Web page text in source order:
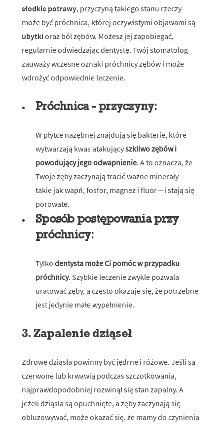
słodkie potrawy, przyczyną takiego stanu rzeczy
może być próchnica, której oczywistymi objawami są
ubytki oraz ból zębów. Możesz jej zapobiegać,
regularnie odwiedzając dentystę. Twój stomatolog
zauważy wczesne oznaki próchnicy zębów i może
wdrożyć odpowiednie leczenie.
Próchnica - przyczyny:
W płytce nazębnej znajdują się bakterie, które
wytwarzają kwas atakującyszkliwo zębów i
powodujący jego odwapnienie. A to oznacza, że
Twoje zęby zaczynają tracić ważne minerały –
takie jak wapń, fosfor, magnez i fluor – i stają się
porowate.
Sposób postępowania przy
próchnicy:
Tylko dentysta może Ci pomóc w przypadku
próchnicy. Szybkie leczenie zwykle pozwala
uratować zęby, a często okazuje się, że potrzebne
jest jedynie małe wypełnienie.
3. Zapalenie dziąseł
Zdrowe dziąsła powinny być jędrne i różowe. Jeśli są
czerwone lub krwawią podczas szczotkowania,
najprawdopodobniej rozwinął się stan zapalny. A
jeżeli dziąsła są opuchnięte, a zęby zaczynają się
obluzowywać, może okazać się, że mamy do czynienia